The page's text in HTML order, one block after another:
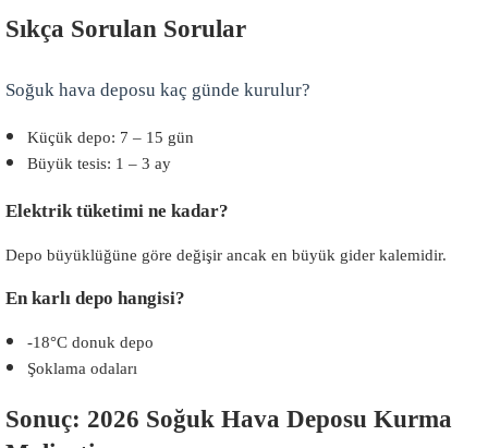
Sıkça Sorulan Sorular
Soğuk hava deposu kaç günde kurulur?
Küçük depo: 7 – 15 gün
Büyük tesis: 1 – 3 ay
Elektrik tüketimi ne kadar?
Depo büyüklüğüne göre değişir ancak en büyük gider kalemidir.
En karlı depo hangisi?
-18°C donuk depo
Şoklama odaları
Sonuç: 2026 Soğuk Hava Deposu Kurma